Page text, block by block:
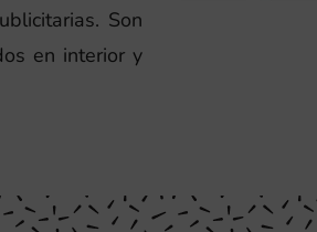
Son
en interior y